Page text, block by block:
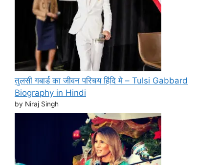
तुलसी गबार्ड का जीवन परिचय हिंदि मे – Tulsi Gabbard
Biography in Hindi
by Niraj Singh